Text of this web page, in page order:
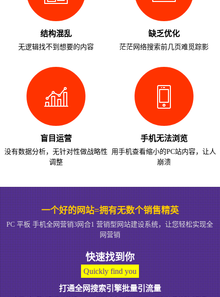
结构混乱
无逻辑找不到想要的内容
缺乏优化
茫茫网络搜索前几页难觅踪影
盲目运营
没有数据分析，无针对性做战略性
调整
手机无法浏览
用手机查看缩小的PC站内容，让人
崩溃
一个好的网站=拥有无数个销售精英
PC 平板 手机全网营销3网合1 营销型网站建设系统，让您轻松实现全
网营销
快速找到你
Quickly find you
打通全网搜索引擎批量引流量